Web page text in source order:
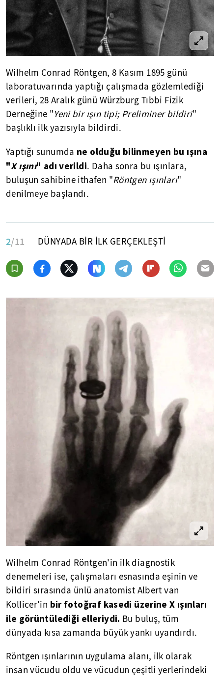
Wilhelm Conrad Röntgen, 8 Kasım 1895 günü
laboratuvarında yaptığı çalışmada gözlemlediği
verileri, 28 Aralık günü Würzburg Tıbbi Fizik
Derneğine "Yeni bir ışın tipi; Preliminer bildiri"
başlıklı ilk yazısıyla bildirdi.
Yaptığı sunumda ne olduğu bilinmeyen bu ışına
"X ışını" adı verildi. Daha sonra bu ışınlara,
buluşun sahibine ithafen "Röntgen ışınları"
denilmeye başlandı.
2/11 DÜNYADA BİR İLK GERÇEKLEŞTİ
Wilhelm Conrad Röntgen'in ilk diagnostik
denemeleri ise, çalışmaları esnasında eşinin ve
bildiri sırasında ünlü anatomist Albert van
Kollicer'in bir fotoğraf kasedi üzerine X ışınları
ile görüntülediği elleriydi. Bu buluş, tüm
dünyada kısa zamanda büyük yankı uyandırdı.
Röntgen ışınlarının uygulama alanı, ilk olarak
insan vücudu oldu ve vücudun çeşitli yerlerindeki